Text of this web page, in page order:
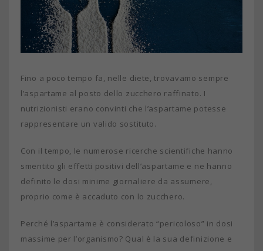
Fino a poco tempo fa, nelle diete, trovavamo sempre
l’aspartame al posto dello zucchero raffinato. I
nutrizionisti erano convinti che l’aspartame potesse
rappresentare un valido sostituto.
Con il tempo, le numerose ricerche scientifiche hanno
smentito gli effetti positivi dell’aspartame e ne hanno
definito le dosi minime giornaliere da assumere,
proprio come è accaduto con lo zucchero.
Perché l’aspartame è considerato “pericoloso” in dosi
massime per l’organismo? Qual è la sua definizione e